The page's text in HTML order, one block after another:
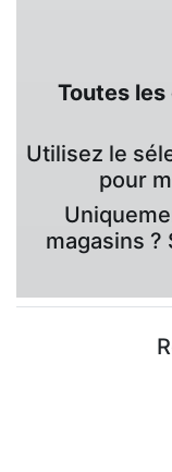
Toutes
Utilisez le
pour
magasins